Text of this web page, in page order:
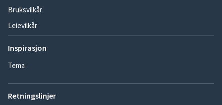
Bruksvilkår
Leievilkår
Inspirasjon
Tema
Retningslinjer